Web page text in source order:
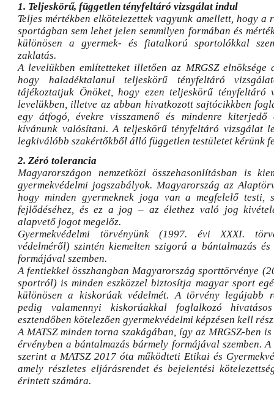
1. Teljeskörű, független tényfeltáró vizsgálat indul
Teljes mértékben elkötelezettek vagyunk amellett, hogy a
sportágban sem lehet jelen semmilyen formában és
különösen a gyermek- és fiatalkorú sportolókkal
zaklatás.
A levelükben említetteket illetően az MRGSZ elnöksége
hogy haladéktalanul teljeskörű tényfeltáró
tájékoztatjuk Önöket, hogy ezen teljeskörű
levelükben, illetve az abban hivatkozott sajtócikkben
egy átfogó, évekre visszamenő és mindenre
kívánunk valósítani. A teljeskörű tényfeltáró vizsgálat
legkiválóbb szakértőkből álló független testületet kérünk
2. Zéró tolerancia
Magyarországon nemzetközi összehasonlításban is
gyermekvédelmi jogszabályok. Magyarország az
hogy minden gyermeknek joga van a megfelelő testi,
fejlődéséhez, és ez a jog – az élethez való jog
alapvető jogot megelőz.
Gyermekvédelmi törvényünk (1997. évi XXXI.
védelméről) szintén kiemelten szigorú a bántalmazás
formájával szemben.
A fentiekkel összhangban Magyarország sporttörvénye
sportról) is minden eszközzel biztosítja magyar sport
különösen a kiskorúak védelmét. A törvény legújabb
pedig valamennyi kiskorúakkal foglalkozó
esztendőben kötelezően gyermekvédelmi képzésen kell
A MATSZ minden torna szakágában, így az MRGSZ-ben
érvényben a bántalmazás bármely formájával szemben.
szerint a MATSZ 2017 óta működteti Etikai és
amely részletes eljárásrendet és bejelentési
érintett számára.